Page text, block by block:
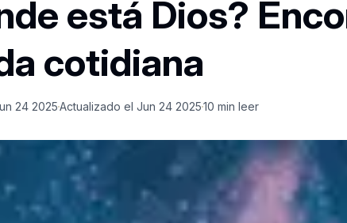
está Dios?
cotidiana
24 2025Actualizado el Jun 24 202510 min leer